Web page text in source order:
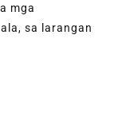
mga
sa larangan